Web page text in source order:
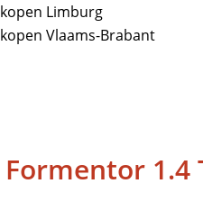
Limburg
Vlaams-Brabant
1.4